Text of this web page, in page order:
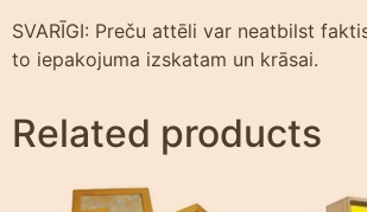
SVARĪGI: Preču attēli var neatbilst
to iepakojuma izskatam un krāsai.
Related products